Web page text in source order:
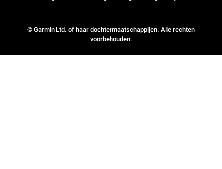
© Garmin Ltd. of haar dochtermaatschappijen. Alle rechten
voorbehouden.